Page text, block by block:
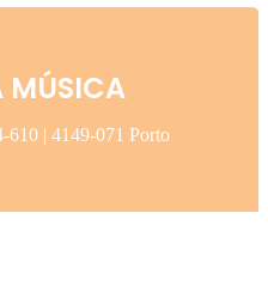
MÚSICA
610 | 4149-071 Porto